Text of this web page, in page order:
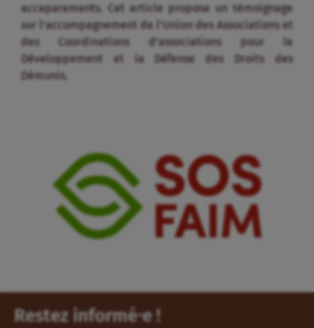
accaparements. Cet article propose un témoignage
sur l’accompagnement de l’Union des Associations et
des Coordinations d’associations pour le
Développement et la Défense des Droits des
Démunis.
Restez informé⸱e !